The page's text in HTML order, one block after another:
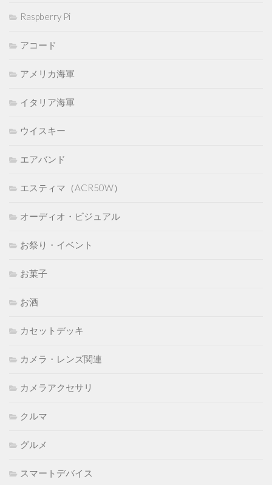
Raspberry Pi
アコード
アメリカ海軍
イタリア海軍
ウイスキー
エアバンド
エスティマ（ACR50W）
オーディオ・ビジュアル
お祭り・イベント
お菓子
お酒
カセットデッキ
カメラ・レンズ関連
カメラアクセサリ
クルマ
グルメ
スマートデバイス